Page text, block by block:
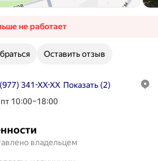
не работает
Оставить отзыв
341-XX-XX Показать (2)
10:00–18:00
владельцем